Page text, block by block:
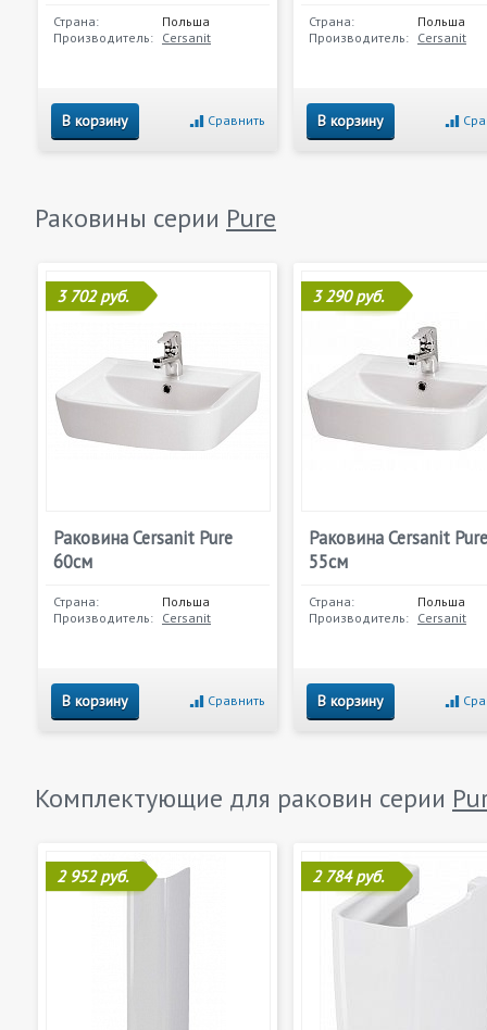
Страна:
Польша
Производитель: Cersanit
В корзину Сравнить
Страна:
Польша
Производитель: Cersanit
В корзину
Раковины серии Pure
3 702 руб.
Раковина Cersanit Pure
60см
Страна:
Польша
Производитель: Cersanit
В корзину Сравнить
3 290 руб.
Раковина Cersanit Pure
55см
Страна:
Польша
Производитель: Cersanit
В корзину
Комплектующие для раковин серии
2 952 руб. 2 784 руб.